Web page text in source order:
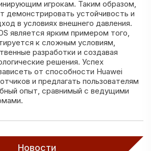
игрокам. Таким образом,
демонстрировать устойчивость и
в условиях внешнего давления.
является ярким примером того,
к сложным условиям,
разработки и создавая
решения. Успех
от способности Huawei
и предлагать пользователям
опыт, сравнимый с ведущими
Новости